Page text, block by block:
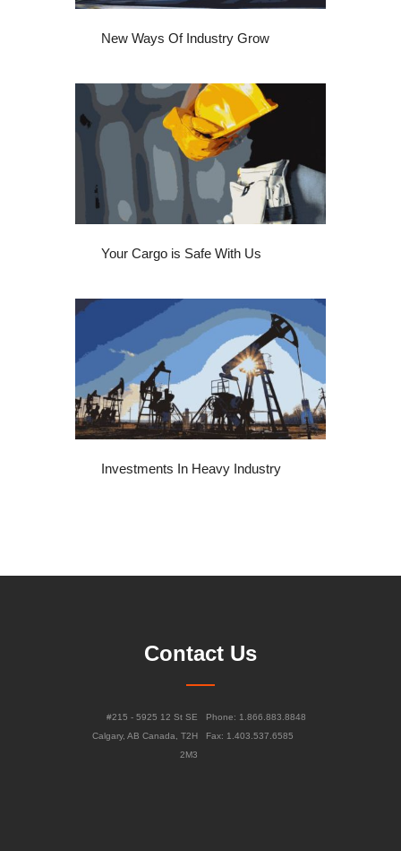
New Ways Of Industry Grow
Your Cargo is Safe With Us
Investments In Heavy Industry
Contact Us
Phone: 1.866.883.8848
Fax: 1.403.537.6585
#215 - 5925 12 St SE
Calgary, AB Canada, T2H
2M3